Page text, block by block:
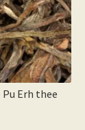
Erh thee